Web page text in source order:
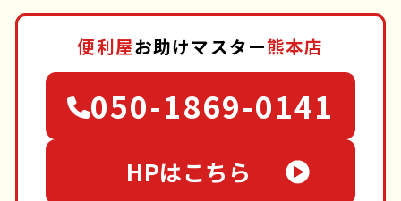
便利屋お助けマスター熊本店
050-1869-0141
HPはこちら